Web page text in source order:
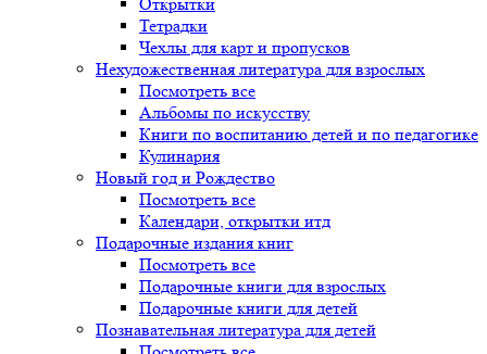
Тетрадки
Чехлы для карт и пропусков
Нехудожественная литература для взрослых
Посмотреть все
Альбомы по искусству
Книги по воспитанию детей и по педагогике
Кулинария
Новый год и Рождество
Посмотреть все
Календари, открытки итд
Подарочные издания книг
Посмотреть все
Подарочные книги для взрослых
Подарочные книги для детей
Познавательная литература для детей